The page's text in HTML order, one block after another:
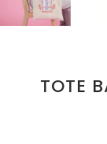
TOTE